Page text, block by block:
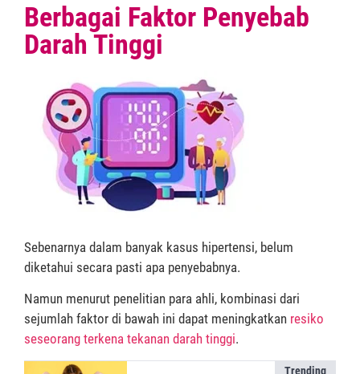
Berbagai Faktor Penyebab
Darah Tinggi
Sebenarnya dalam banyak kasus hipertensi, belum
diketahui secara pasti apa penyebabnya.
Namun menurut penelitian para ahli, kombinasi dari
sejumlah faktor di bawah ini dapat meningkatkan resiko
seseorang terkena tekanan darah tinggi.
Trending